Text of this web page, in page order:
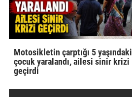
Motosikletin çarptığı 5 yaşındaki
çocuk yaralandı, ailesi sinir krizi
geçirdi